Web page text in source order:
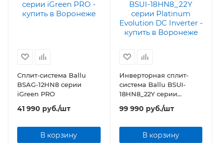
Сплит-система Ballu
BSAG-12HN8 серии
iGreen PRO
41 990 руб./шт
В корзину
Инверторная сплит-
система Ballu BSUI-
18HN8_22Y серии
Platinum Evolution DC
Inverter
99 990 руб./шт
В корзину